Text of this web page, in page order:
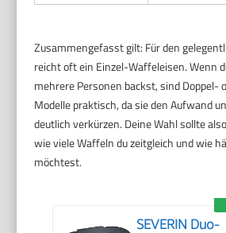
Zusammengefasst gilt: Für den
reicht oft ein Einzel-Waffeleisen. Wenn
mehrere Personen backst, sind Doppel-
Modelle praktisch, da sie den Aufwand
deutlich verkürzen. Deine Wahl sollte
wie viele Waffeln du zeitgleich und wie
möchtest.
SEVERIN Duo-